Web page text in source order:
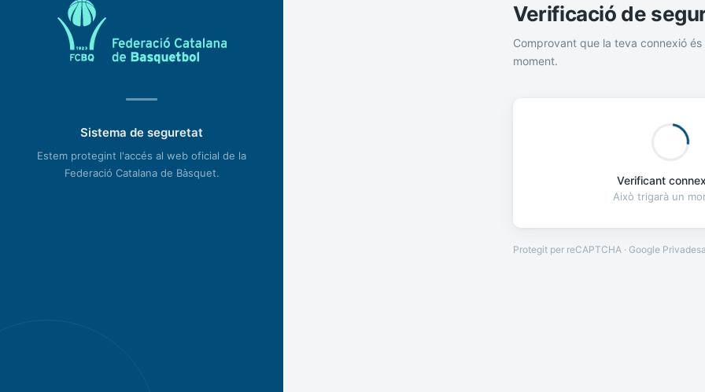
Sistema de seguretat
Estem protegint l'accés al web oficial de la
Federació Catalana de Bàsquet.
Verificació de
Comprovant que la teva connexió és
moment.
Verificant
Això trigarà un
Protegit per reCAPTCHA · Google Privadesa